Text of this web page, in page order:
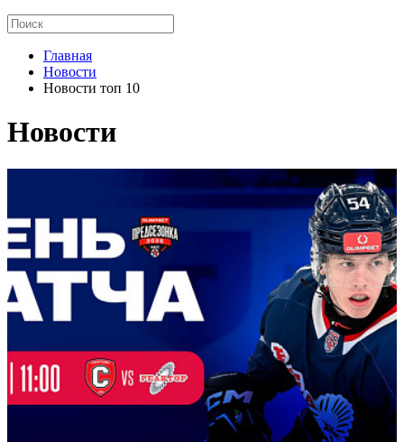
Главная
Новости
Новости топ 10
Новости